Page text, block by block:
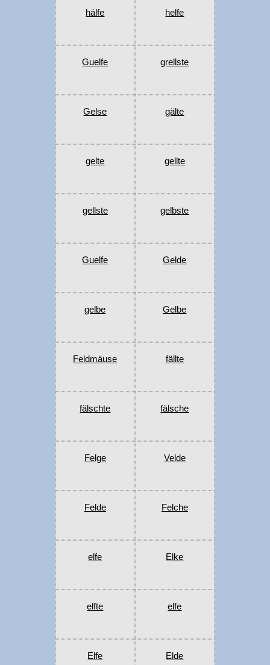
hälfe helfe
Guelfe grellste
Gelse gälte
gelte gellte
gellste gelbste
Guelfe Gelde
gelbe Gelbe
Feldmäuse fällte
fälschte fälsche
Felge Velde
Felde Felche
elfe Elke
elfte elfe
Elfe Elde